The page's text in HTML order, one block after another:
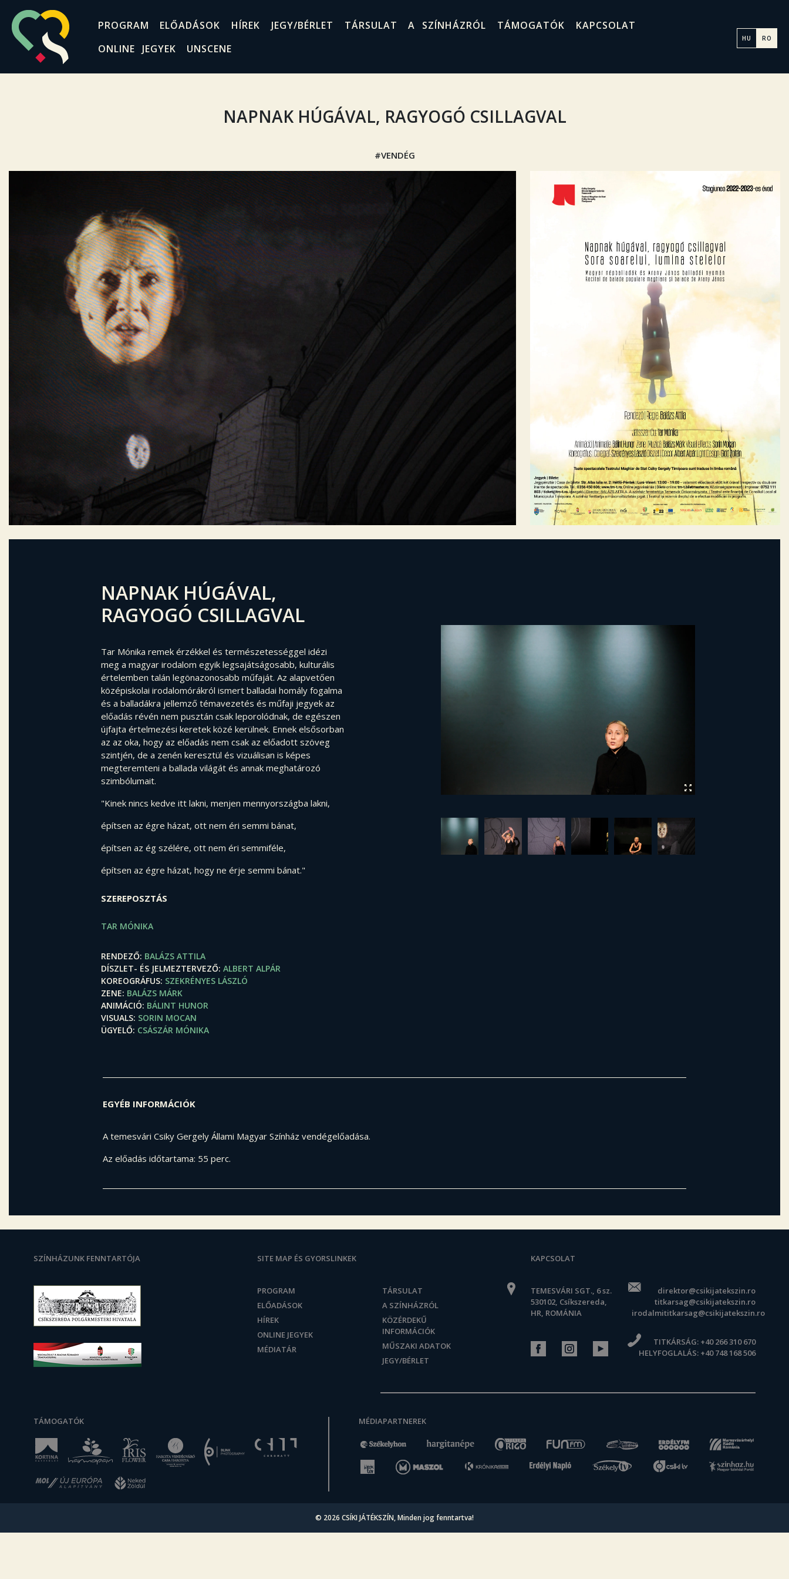
PROGRAM ELŐADÁSOK HÍREK JEGY/BÉRLET TÁRSULAT A SZÍNHÁZRÓL TÁMOGATÓK
KAPCSOLAT
ONLINE JEGYEK
UNSCENE
HU RO
NAPNAK HÚGÁVAL, RAGYOGÓ CSILLAGVAL
VENDÉG
NAPNAK HÚGÁVAL,
RAGYOGÓ CSILLAGVAL
Tar Mónika remek érzékkel és természetességgel idézi
meg a magyar irodalom egyik legsajátságosabb, kulturális
értelemben talán legönazonosabb műfaját. Az alapvetően
középiskolai irodalomórákról ismert balladai homály fogalma
és a balladákra jellemző témavezetés és műfaji jegyek az
előadás révén nem pusztán csak leporolódnak, de egészen
újfajta értelmezési keretek közé kerülnek. Ennek elsősorban
az az oka, hogy az előadás nem csak az előadott szöveg
szintjén, de a zenén keresztül és vizuálisan is képes
megteremteni a ballada világát és annak meghatározó
szimbólumait.
"Kinek nincs kedve itt lakni, menjen mennyországba lakni,
építsen az égre házat, ott nem éri semmi bánat,
építsen az ég szélére, ott nem éri semmiféle,
építsen az égre házat, hogy ne érje semmi bánat."
SZEREPOSZTÁS
TAR MÓNIKA
RENDEZŐ BALÁZS ATTILA
DÍSZLET- ÉS JELMEZTERVEZŐ ALBERT ALPÁR
KOREOGRÁFUS SZEKRÉNYES LÁSZLÓ
ZENE BALÁZS MÁRK
ANIMÁCIÓ BÁLINT HUNOR
VISUALS SORIN MOCAN
ÜGYELŐ CSÁSZÁR MÓNIKA
EGYÉB INFORMÁCIÓK
A temesvári Csiky Gergely Állami Magyar Színház vendégelőadása.
Az előadás időtartama: 55 perc.
SZÍNHÁZUNK FENNTARTÓJA SITE MAP ÉS GYORSLINKEK
PROGRAM
ELŐADÁSOK
HÍREK
ONLINE JEGYEK
MÉDIATÁR
TÁRSULAT
A SZÍNHÁZRÓL
KÖZÉRDEKŰ
INFORMÁCIÓK
MŰSZAKI ADATOK
JEGY/BÉRLET
KAPCSOLAT
TEMESVÁRI SGT., 6 sz.
530102, Csíkszereda,
HR, ROMÁNIA
direktor@csikijatekszin.ro
titkarsag@csikijatekszin.ro
irodalmititkarsag@csikijatekszin.ro
TITKÁRSÁG: +40 266 310 670
HELYFOGLALÁS: +40 748 168 506
TÁMOGATÓK MÉDIAPARTNEREK
© 2026 CSÍKI JÁTÉKSZÍN, Minden jog fenntartva!